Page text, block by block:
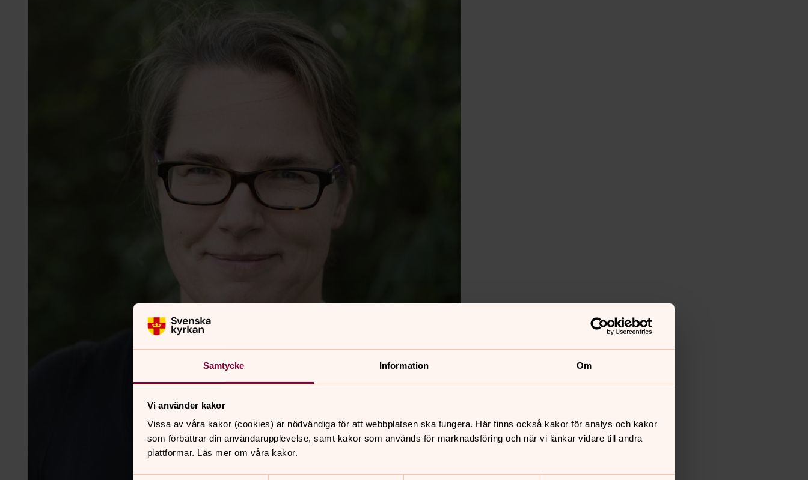
Samtycke Information Om
Vi använder kakor
Vissa av våra kakor (cookies) är nödvändiga för att webbplatsen ska fungera. Här finns också kakor för analys och kakor
som förbättrar din användarupplevelse, samt kakor som används för marknadsföring och när vi länkar vidare till andra
plattformar. Läs mer om våra kakor.